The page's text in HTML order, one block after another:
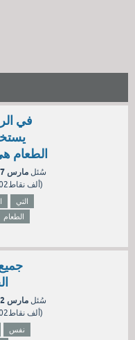
في
الطعام
سُئل مارس 17، 2025
202ألف نقاط)
التي
الطعام
سُئل مارس 12، 2025
202ألف نقاط)
نفس